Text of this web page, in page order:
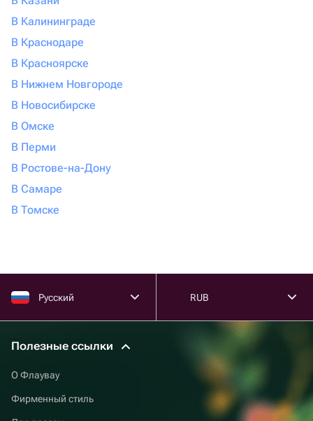
В Калининграде
В Краснодаре
В Красноярске
В Нижнем Новгороде
В Новосибирске
В Омске
В Перми
В Ростове-на-Дону
В Самаре
В Томске
Русский RUB
Полезные ссылки
О Флаувау
Фирменный стиль